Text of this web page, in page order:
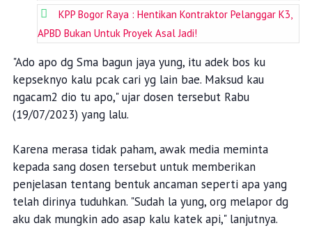
KPP Bogor Raya : Hentikan Kontraktor Pelanggar K3,
APBD Bukan Untuk Proyek Asal Jadi!
"Ado apo dg Sma bagun jaya yung, itu adek bos ku
kepseknyo kalu pcak cari yg lain bae. Maksud kau
ngacam2 dio tu apo," ujar dosen tersebut Rabu
(19/07/2023) yang lalu.
Karena merasa tidak paham, awak media meminta
kepada sang dosen tersebut untuk memberikan
penjelasan tentang bentuk ancaman seperti apa yang
telah dirinya tuduhkan. "Sudah la yung, org melapor dg
aku dak mungkin ado asap kalu katek api," lanjutnya.